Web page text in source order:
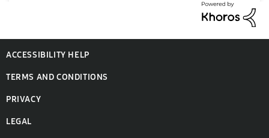
ACCESSIBILITY HELP
TERMS AND CONDITIONS
PRIVACY
LEGAL